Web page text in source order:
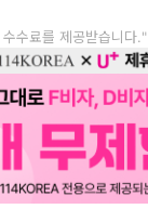
수료를 제공받습니다."